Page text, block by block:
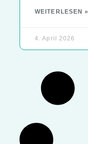
WEITERLESEN »
4. April 2026